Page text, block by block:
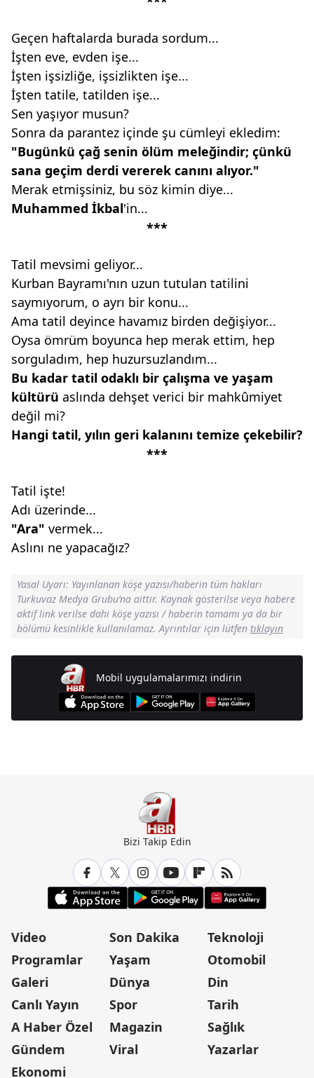
Geçen haftalarda burada sordum...
İşten eve, evden işe...
İşten işsizliğe, işsizlikten işe...
İşten tatile, tatilden işe...
Sen yaşıyor musun?
Sonra da parantez içinde şu cümleyi ekledim:
"Bugünkü çağ senin ölüm meleğindir; çünkü
sana geçim derdi vererek canını alıyor."
Merak etmişsiniz, bu söz kimin diye...
Muhammed İkbal'in...
***
Tatil mevsimi geliyor...
Kurban Bayramı'nın uzun tutulan tatilini
saymıyorum, o ayrı bir konu...
Ama tatil deyince havamız birden değişiyor...
Oysa ömrüm boyunca hep merak ettim, hep
sorguladım, hep huzursuzlandım...
Bu kadar tatil odaklı bir çalışma ve yaşam
kültürü aslında dehşet verici bir mahkûmiyet
değil mi?
Hangi tatil, yılın geri kalanını temize çekebilir?
***
Tatil işte!
Adı üzerinde...
"Ara" vermek...
Aslını ne yapacağız?
Yasal Uyarı: Yayınlanan köşe yazısı/haberin tüm hakları
Turkuvaz Medya Grubu’na aittir. Kaynak gösterilse veya habere
aktif link verilse dahi köşe yazısı / haberin tamamı ya da bir
bölümü kesinlikle kullanılamaz. Ayrıntılar için lütfen tıklayın
Mobil uygulamalarımızı indirin
Bizi Takip Edin
Video
Programlar
Galeri
Canlı Yayın
A Haber Özel
Gündem
Ekonomi
Son Dakika
Yaşam
Dünya
Spor
Magazin
Viral
Teknoloji
Otomobil
Din
Tarih
Sağlık
Yazarlar